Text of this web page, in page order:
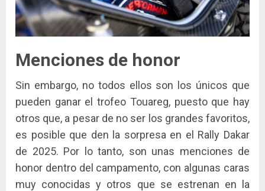
Menciones de honor
Sin embargo, no todos ellos son los únicos que
pueden ganar el trofeo Touareg, puesto que hay
otros que, a pesar de no ser los grandes favoritos,
es posible que den la sorpresa en el Rally Dakar
de 2025. Por lo tanto, son unas menciones de
honor dentro del campamento, con algunas caras
muy conocidas y otros que se estrenan en la